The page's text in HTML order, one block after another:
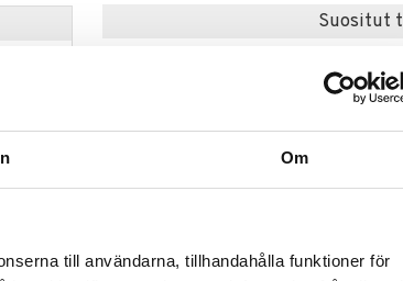
Om
till användarna, tillhandahålla funktioner för
joka
Suositut
Indy Beauty 5% AHA
Blackhead